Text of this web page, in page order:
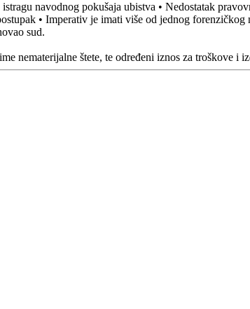
navodnog pokušaja ubistva • Nedostatak
• Imperativ je imati više od jednog
sud.
nematerijalne štete, te određeni iznos za troškove i